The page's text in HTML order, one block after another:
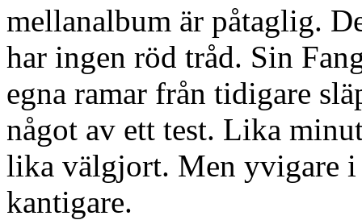
mellanalbum är påtaglig.
har ingen röd tråd. Sin
egna ramar från tidigare
något av ett test. Lika
lika välgjort. Men yvigare i
kantigare.